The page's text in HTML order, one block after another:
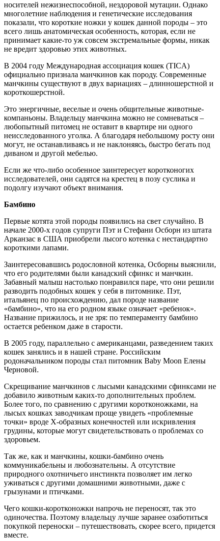
носителей нежизнеспособной, нездоровой мутации. Однако
многолетние наблюдения и генетические исследования
показали, что короткие ножки у кошек данной породы – это
всего лишь анатомическая особенность, которая, если не
принимает какие-то уж совсем экстремальные формы, никак
не вредит здоровью этих животных.
В 2004 году Международная ассоциация кошек (TICA)
официально признала манчкинов как породу. Современные
манчкины существуют в двух вариациях – длинношерстной и
короткошерстной.
Это энергичные, веселые и очень общительные животные-
компаньоны. Владельцу манчкина можно не сомневаться –
любопытный питомец не оставит в квартире ни одного
неисследованного уголка. А благодаря небольшому росту они
могут, не останавливаясь и не наклоняясь, быстро бегать под
диваном и другой мебелью.
Если же что-либо особенное заинтересует коротконогих
исследователей, они садятся на крестец в позу суслика и
подолгу изучают объект внимания.
Бамбино
Первые котята этой породы появились на свет случайно. В
начале 2000-х годов супруги Пэт и Стефани Осборн из штата
Арканзас в США приобрели лысого котенка с нестандартно
короткими лапами.
Заинтересовавшись родословной котенка, Осборны выяснили,
что его родителями были канадский сфинкс и манчкин.
Забавный малыш настолько понравился паре, что они решили
разводить подобных кошек у себя в питомнике. Пэт,
итальянец по происхождению, дал породе название
«бамбино», что на его родном языке означает «ребенок».
Название прижилось, и не зря: по темпераменту бамбино
остается ребенком даже в старости.
В 2005 году, параллельно с американцами, разведением таких
кошек занялись и в нашей стране. Российским
родоначальником породы стал питомник Baby Moon Елены
Черновой.
Скрещивание манчкинов с лысыми канадскими сфинксами не
добавило животным каких-то дополнительных проблем.
Более того, по сравнению с другими коротконожками, на
лысых кошках заводчикам проще увидеть «проблемные
точки» вроде Х-образных конечностей или искривления
грудины, которые могут свидетельствовать о проблемах со
здоровьем.
Так же, как и манчкины, кошки-бамбино очень
коммуникабельны и любознательны. А отсутствие
природного охотничьего инстинкта позволяет им легко
уживаться с другими домашними животными, даже с
грызунами и птичками.
Чего кошки-коротконожки напрочь не переносят, так это
одиночества. Поэтому владельцу лучше заранее озаботиться
покупкой переноски – путешествовать, скорее всего, придется
вместе.